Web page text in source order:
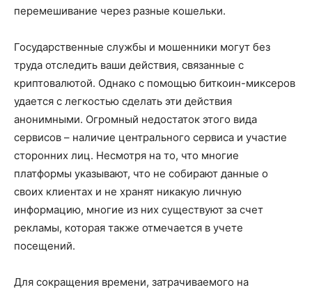
перемешивание через разные кошельки.
Государственные службы и мошенники могут без
труда отследить ваши действия, связанные с
криптовалютой. Однако с помощью биткоин-миксеров
удается с легкостью сделать эти действия
анонимными. Огромный недостаток этого вида
сервисов – наличие центрального сервиса и участие
сторонних лиц. Несмотря на то, что многие
платформы указывают, что не собирают данные о
своих клиентах и не хранят никакую личную
информацию, многие из них существуют за счет
рекламы, которая также отмечается в учете
посещений.
Для сокращения времени, затрачиваемого на